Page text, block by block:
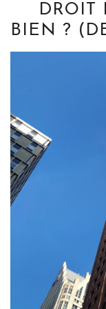
DROIT
BIEN ?